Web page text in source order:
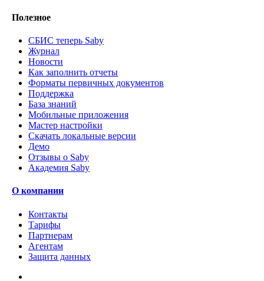
Полезное
СБИС теперь Saby
Журнал
Новости
Как заполнить отчеты
Форматы первичных документов
Поддержка
База знаний
Мобильные приложения
Мастер настройки
Скачать локальные версии
Демо
Отзывы о Saby
Академия Saby
О компании
Контакты
Тарифы
Партнерам
Агентам
Защита данных